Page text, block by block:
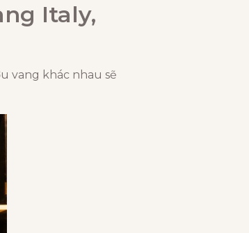
Italy,
vang khác nhau sẽ